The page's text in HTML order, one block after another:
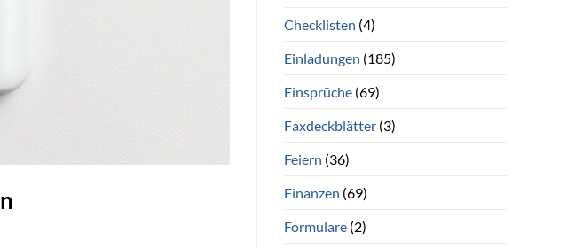
Checklisten (4)
Einladungen (185)
Einsprüche(69)
Faxdeckblätter(3)
Feiern (36)
Finanzen (69)
Formulare(2)